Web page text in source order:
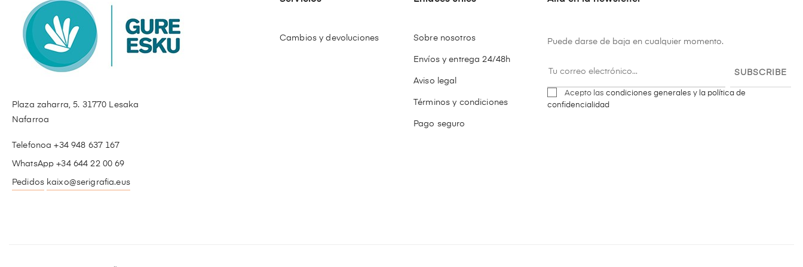
Plaza zaharra, 5. 31770 Lesaka
Nafarroa
Telefonoa +34 948 637 167
WhatsApp +34 644 22 00 69
Pedidos kaixo@serigrafia.eus
Cambios y devoluciones Sobre nosotros
Envíos y entrega 24/48h
Aviso legal
Términos y condiciones
Pago seguro
Puede darse de baja en cualquier momento.
SUBSCRIBE
Acepto las condiciones generales y la política de
confidencialidad